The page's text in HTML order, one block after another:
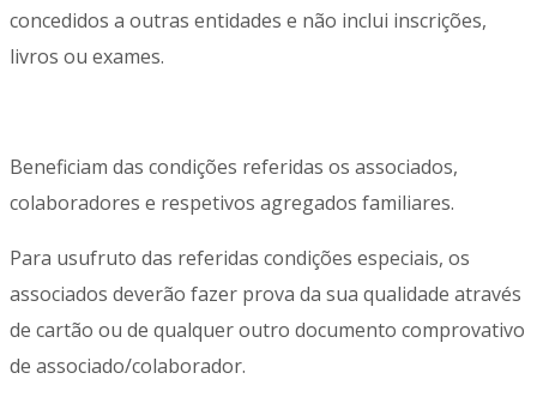
concedidos a outras entidades e não inclui inscrições,
livros ou exames.
Beneficiam das condições referidas os associados,
colaboradores e respetivos agregados familiares.
Para usufruto das referidas condições especiais, os
associados deverão fazer prova da sua qualidade através
de cartão ou de qualquer outro documento comprovativo
de associado/colaborador.